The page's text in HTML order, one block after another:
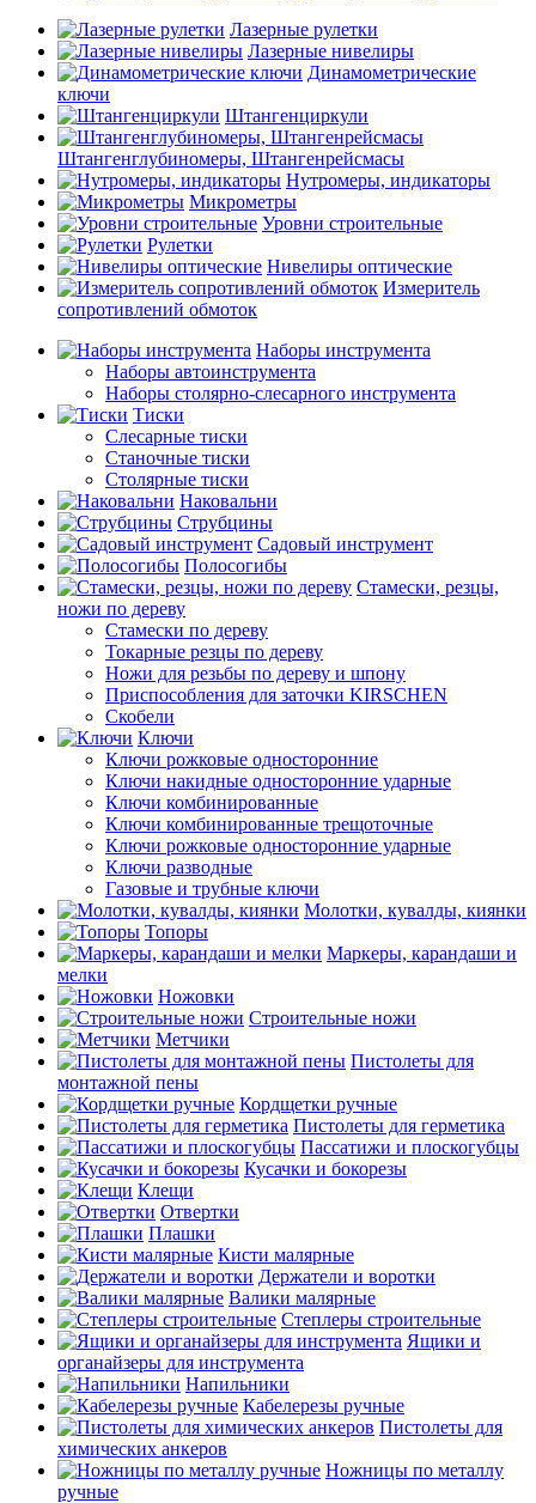
Лазерные рулетки
Лазерные нивелиры
Динамометрические
ключи
Штангенциркули
Штангенглубиномеры, Штангенрейсмасы
Нутромеры, индикаторы
Микрометры
Уровни строительные
Рулетки
Нивелиры оптические
Измеритель
сопротивлений обмоток
Наборы инструмента
Наборы автоинструмента
Наборы столярно-слесарного инструмента
Тиски
Слесарные тиски
Станочные тиски
Столярные тиски
Наковальни
Струбцины
Садовый инструмент
Полосогибы
Стамески, резцы,
ножи по дереву
Стамески по дереву
Токарные резцы по дереву
Ножи для резьбы по дереву и шпону
Приспособления для заточки KIRSCHEN
Скобели
Ключи
Ключи рожковые односторонние
Ключи накидные односторонние ударные
Ключи комбинированные
Ключи комбинированные трещоточные
Ключи рожковые односторонние ударные
Ключи разводные
Газовые и трубные ключи
Молотки, кувалды, киянки
Топоры
Маркеры, карандаши и
мелки
Ножовки
Строительные ножи
Метчики
Пистолеты для
монтажной пены
Кордщетки ручные
Пистолеты для герметика
Пассатижи и плоскогубцы
Кусачки и бокорезы
Клещи
Отвертки
Плашки
Кисти малярные
Держатели и воротки
Валики малярные
Степлеры строительные
Ящики и
органайзеры для инструмента
Напильники
Кабелерезы ручные
Пистолеты для
химических анкеров
Ножницы по металлу
ручные